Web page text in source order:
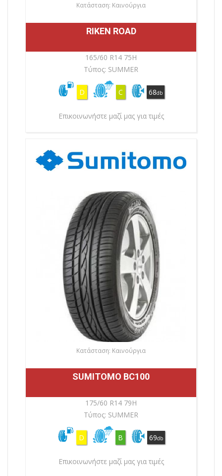
Κατάσταση: Καινούργια
RIKEN ROAD
165/60 R14 75H
Τύπος: SUMMER
D C 68db
Επικοινωνήστε μαζί μας για τιμές
Κατάσταση: Καινούργια
SUMITOMO BC100
175/60 R14 79H
Τύπος: SUMMER
D B 69db
Επικοινωνήστε μαζί μας για τιμές